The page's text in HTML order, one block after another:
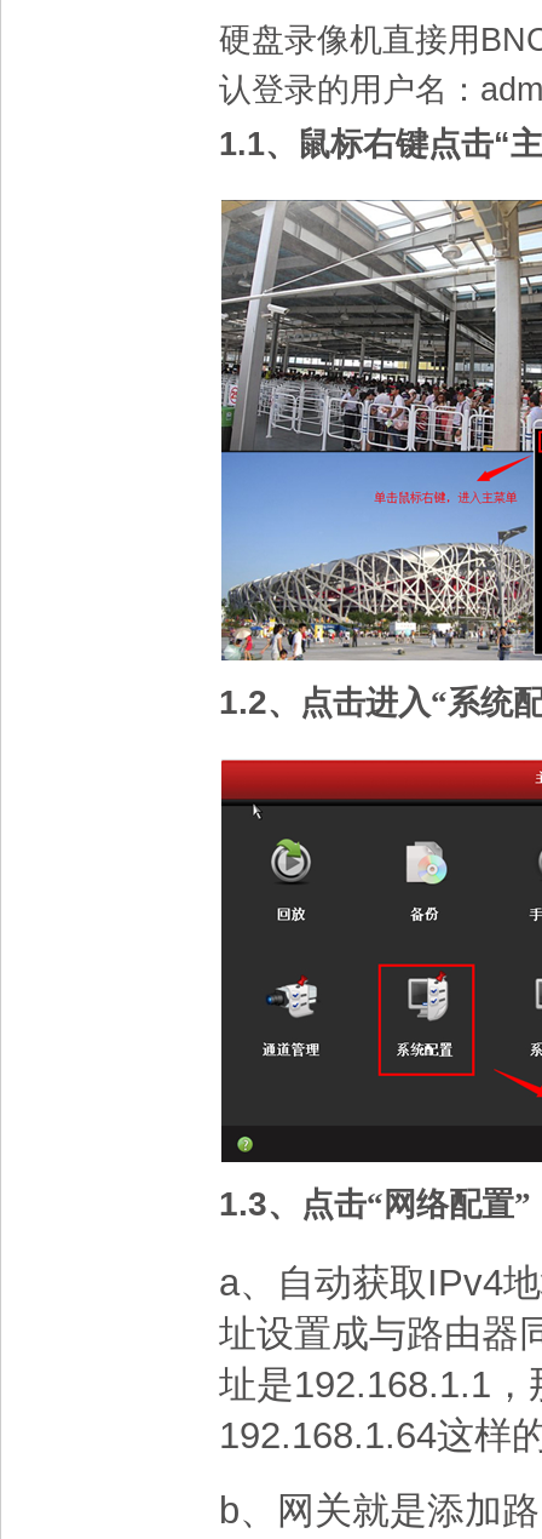
硬盘录像机直接用
认登录的用户名：
1.1、鼠标右键点击“
1.2、点击进入“系统
1.3、 点击“网络配置
a、自动获取IPv4
址设置成与路由器
址是192.168.1.1
192.168.1.64这样
b、网关就是添加